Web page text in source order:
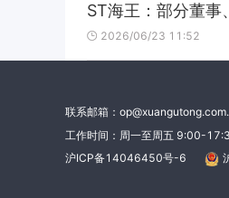
ST海王：部分董
2026/06/23 11:52
联系邮箱：
工作时间：周一至周五 9:00-
沪ICP备14046450号-6